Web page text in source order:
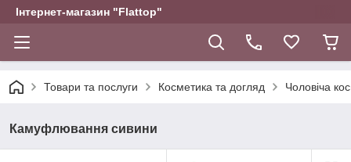
Інтернет-магазин "Flattop"
Товари та послуги Косметика та догляд Чоловіча
Камуфлювання сивини